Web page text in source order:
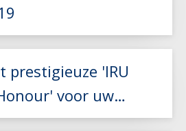
prestigieuze 'IRU
voor uw